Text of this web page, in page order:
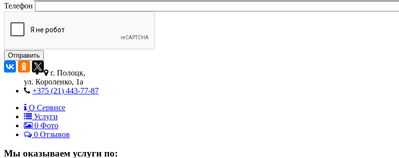
Телефон
г. Полоцк,
ул. Короленко, 1а
+375 (21) 443-77-87
О Сервисе
Услуги
0 Фото
0 Отзывов
Мы оказываем услуги по: